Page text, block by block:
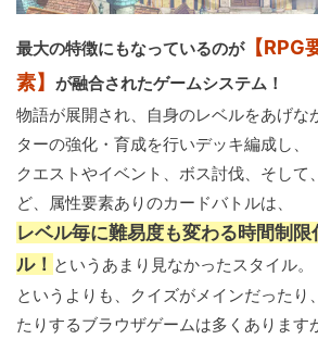
最大の特徴にもなっているのが【RPG
素】 が融合されたゲームシステム！
物語が展開され、自身のレベルをあげな
ターの強化・育成を行いデッキ編成し、
クエストやイベント、ボス討伐、そして
ど、属性要素ありのカードバトルは、
レベル毎に難易度も変わる時間制限
ル！ というあまり見なかったスタイル。
というよりも、クイズがメインだったり
たりするブラウザゲームは多くあります